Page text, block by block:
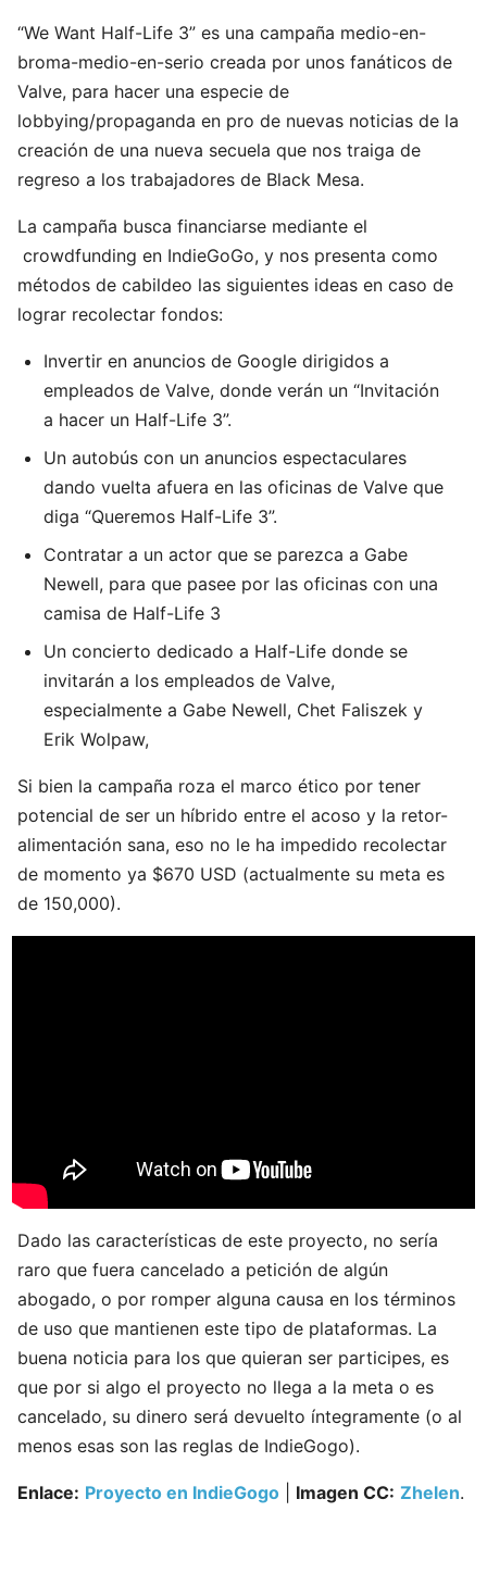
“We Want Half-Life 3” es una campaña medio-en-
broma-medio-en-serio creada por unos fanáticos de
Valve, para hacer una especie de
lobbying/propaganda en pro de nuevas noticias de la
creación de una nueva secuela que nos traiga de
regreso a los trabajadores de Black Mesa.
La campaña busca financiarse mediante el
crowdfunding en IndieGoGo, y nos presenta como
métodos de cabildeo las siguientes ideas en caso de
lograr recolectar fondos:
Invertir en anuncios de Google dirigidos a
empleados de Valve, donde verán un “Invitación
a hacer un Half-Life 3”.
Un autobús con un anuncios espectaculares
dando vuelta afuera en las oficinas de Valve que
diga “Queremos Half-Life 3”.
Contratar a un actor que se parezca a Gabe
Newell, para que pasee por las oficinas con una
camisa de Half-Life 3
Un concierto dedicado a Half-Life donde se
invitarán a los empleados de Valve,
especialmente a Gabe Newell, Chet Faliszek y
Erik Wolpaw,
Si bien la campaña roza el marco ético por tener
potencial de ser un híbrido entre el acoso y la retor-
alimentación sana, eso no le ha impedido recolectar
de momento ya $670 USD (actualmente su meta es
de 150,000).
Dado las características de este proyecto, no sería
raro que fuera cancelado a petición de algún
abogado, o por romper alguna causa en los términos
de uso que mantienen este tipo de plataformas. La
buena noticia para los que quieran ser participes, es
que por si algo el proyecto no llega a la meta o es
cancelado, su dinero será devuelto íntegramente (o al
menos esas son las reglas de IndieGogo).
Enlace: Proyecto en IndieGogo Imagen CC: Zhelen.